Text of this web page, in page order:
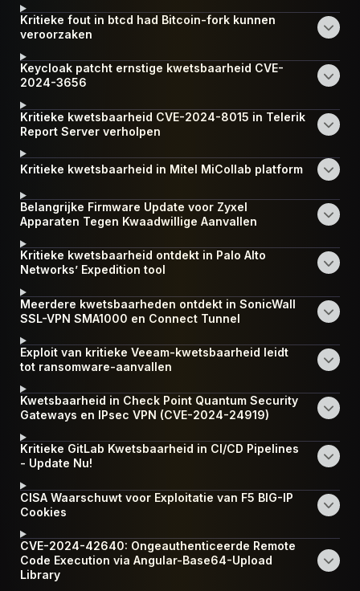
Kritieke fout in btcd had Bitcoin-fork kunnen
veroorzaken
Keycloak patcht ernstige kwetsbaarheid CVE-
2024-3656
Kritieke kwetsbaarheid CVE-2024-8015 in Telerik
Report Server verholpen
Kritieke kwetsbaarheid in Mitel MiCollab platform
Belangrijke Firmware Update voor Zyxel
Apparaten Tegen Kwaadwillige Aanvallen
Kritieke kwetsbaarheid ontdekt in Palo Alto
Networks’ Expedition tool
Meerdere kwetsbaarheden ontdekt in SonicWall
SSL-VPN SMA1000 en Connect Tunnel
Exploit van kritieke Veeam-kwetsbaarheid leidt
tot ransomware-aanvallen
Kwetsbaarheid in Check Point Quantum Security
Gateways en IPsec VPN (CVE-2024-24919)
Kritieke GitLab Kwetsbaarheid in CI/CD Pipelines
- Update Nu!
CISA Waarschuwt voor Exploitatie van F5 BIG-IP
Cookies
CVE-2024-42640: Ongeauthenticeerde Remote
Code Execution via Angular-Base64-Upload
Library